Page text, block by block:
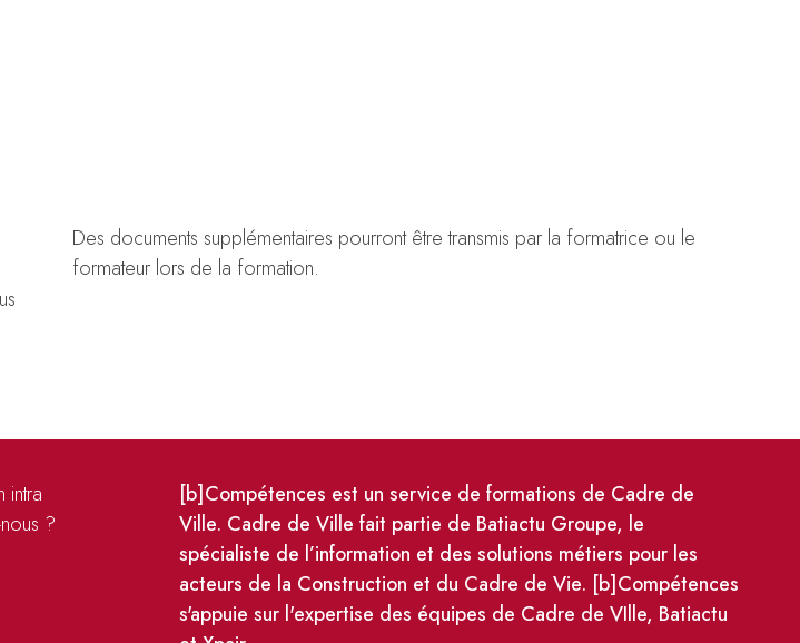
Des documents supplémentaires pourront être transmis par la formatrice ou le
formateur lors de la formation.
intra
?
[b]Compétences est un service de formations de Cadre de
Ville. Cadre de Ville fait partie de Batiactu Groupe, le
spécialiste de l’information et des solutions métiers pour les
acteurs de la Construction et du Cadre de Vie. [b]Compétences
s'appuie sur l'expertise des équipes de Cadre de VIlle, Batiactu